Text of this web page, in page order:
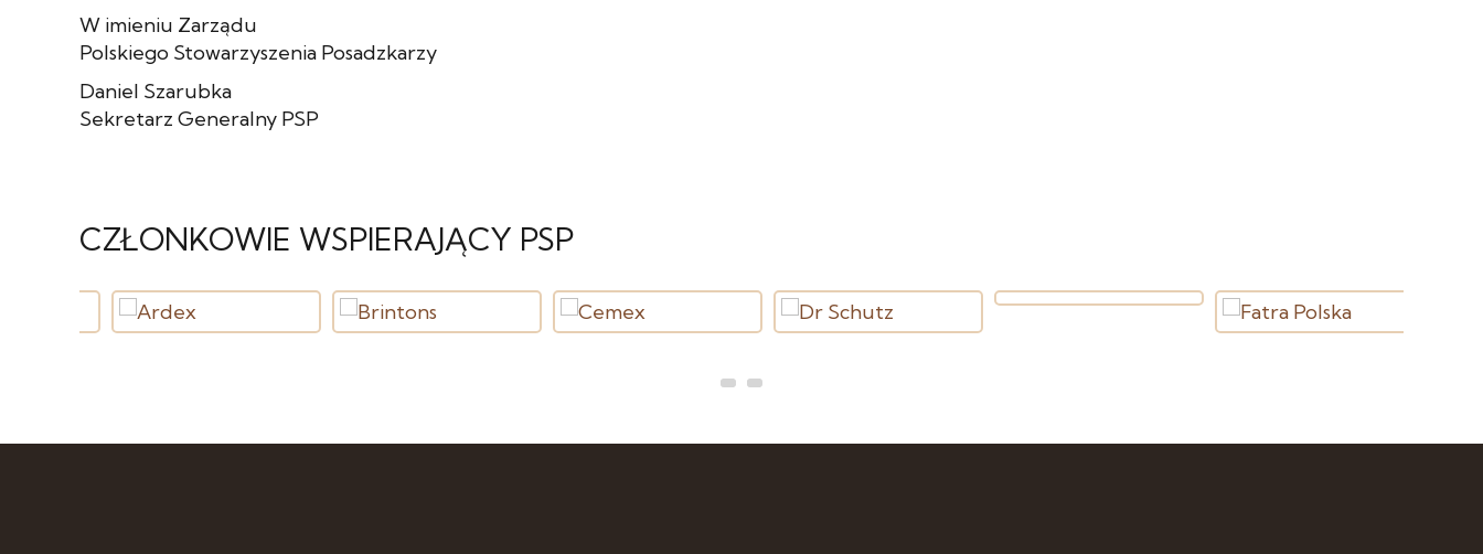
W imieniu Zarządu
Polskiego Stowarzyszenia Posadzkarzy
Daniel Szarubka
Sekretarz Generalny PSP
CZŁONKOWIE WSPIERAJĄCY PSP